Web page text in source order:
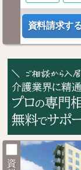
資料請求す
資